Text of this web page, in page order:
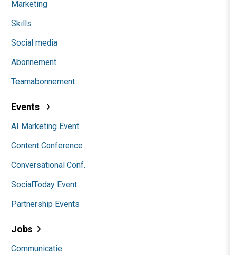
Marketing
Skills
Social media
Abonnement
Teamabonnement
Events
AI Marketing Event
Content Conference
Conversational Conf.
SocialToday Event
Partnership Events
Jobs
Communicatie